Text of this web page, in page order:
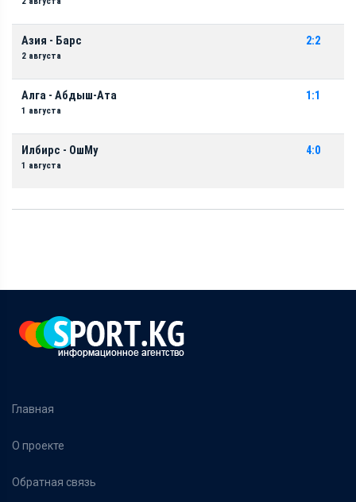
Азия - Барс
2 августа
2:2
Алга - Абдыш-Ата
1 августа
1:1
Илбирс - ОшМу
1 августа
4:0
Главная
О проекте
Обратная связь